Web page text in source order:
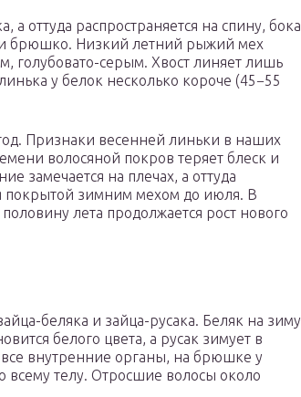
а оттуда распространяется на спину, бока
брюшко. Низкий летний рыжий мех
голубовато-серым. Хвост линяет лишь
у белок несколько короче (45−55
Признаки весенней линьки в наших
волосяной покров теряет блеск и
замечается на плечах, а оттуда
покрытой зимним мехом до июля. В
лета продолжается рост нового
беляка и зайца-русака. Беляк на зиму
белого цвета, а русак зимует в
внутренние органы, на брюшке у
всему телу. Отросшие волосы около